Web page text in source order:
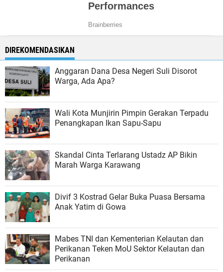
DIREKOMENDASIKAN
Anggaran Dana Desa Negeri Suli Disorot
Warga, Ada Apa?
Wali Kota Munjirin Pimpin Gerakan Terpadu
Penangkapan Ikan Sapu-Sapu
Skandal Cinta Terlarang Ustadz AP Bikin
Marah Warga Karawang
Divif 3 Kostrad Gelar Buka Puasa Bersama
Anak Yatim di Gowa
Mabes TNI dan Kementerian Kelautan dan
Perikanan Teken MoU Sektor Kelautan dan
Perikanan